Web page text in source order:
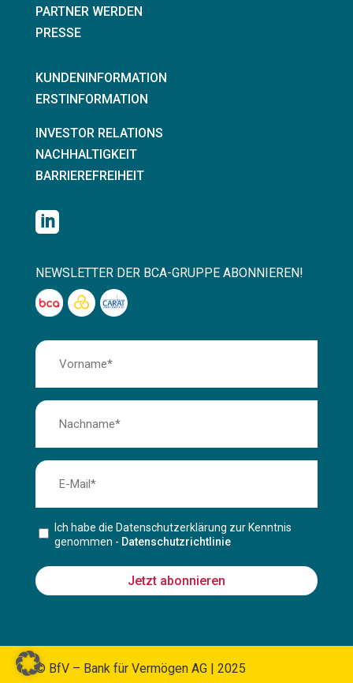
PARTNER WERDEN
PRESSE
KUNDENINFORMATION
ERSTINFORMATION
INVESTOR RELATIONS
NACHHALTIGKEIT
BARRIEREFREIHEIT

NEWSLETTER DER BCA-GRUPPE ABONNIEREN!
Ich habe die Datenschutzerklärung zur Kenntnis
genommen - Datenschutzrichtlinie
Jetzt abonnieren
© BfV – Bank für Vermögen AG | 2025